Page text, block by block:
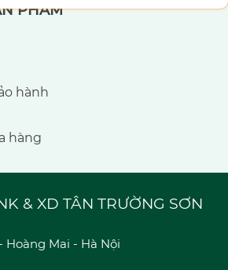
PHẨM
hành
hàng
& XD TÂN TRƯỜNG SƠN
Hoàng Mai - Hà Nội